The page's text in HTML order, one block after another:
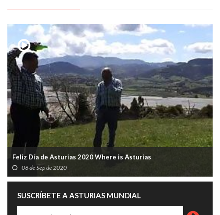
Feliz Día de Asturias 2020 Where is Asturias
06 de Sep de 2020
SUSCRÍBETE A ASTURIAS MUNDIAL